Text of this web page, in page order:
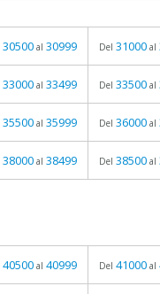
30500 al 30999 Del 31000 al
33000 al 33499 Del 33500 al
35500 al 35999 Del 36000 al
38000 al 38499 Del 38500 al
40500 al 40999 Del 41000 al